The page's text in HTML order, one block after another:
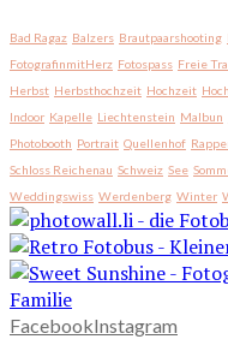
Bad Ragaz Balzers Brautpaarshooting
FotografinmitHerz Fotospass Freie
Herbst Herbsthochzeit Hochzeit
Indoor Kapelle Liechtenstein Malbun
Photobooth Portrait Quellenhof
Schloss Reichenau Schweiz See
Weddingswiss Werdenberg Winter
FacebookInstagram